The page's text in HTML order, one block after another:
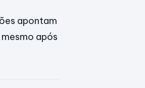
apontam
após